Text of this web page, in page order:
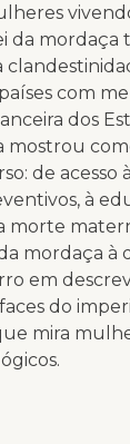
da mordaça
com
dos
mostrou
de acesso
à
morte
mordaça à
em
do
mira